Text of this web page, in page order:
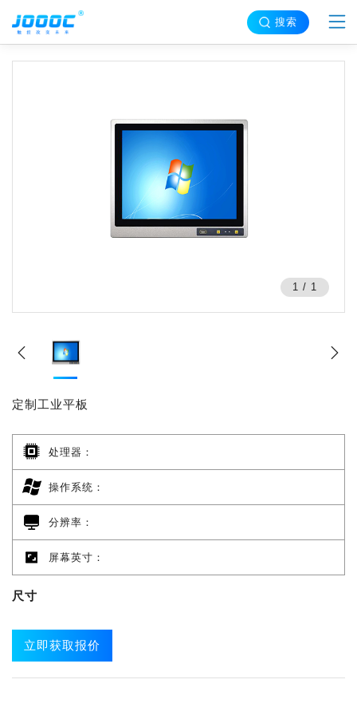
搜索
1 / 1
定制工业平板
处理器：
操作系统：
分辨率：
屏幕英寸：
尺寸
立即获取报价